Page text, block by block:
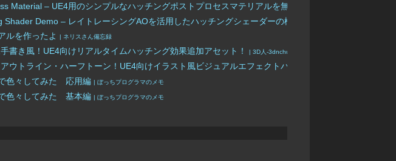
Material – UE4用のシンプルなハッチングポストプロセスマテリアルを無料公開しました！
Demo – レイトレーシングAOを活用したハッチングシェーダーの検証映像！
ルを作ったよ | ネリスさん備忘録
書き風！UE4向けリアルタイムハッチング効果追加アセット！ | 3D人-3dnchu-
ウトライン・ハーフトーン！UE4向けイラスト風ビジュアルエフェクトパック！
色々してみた 応用編 | ぼっちプログラマのメモ
色々してみた 基本編 | ぼっちプログラマのメモ